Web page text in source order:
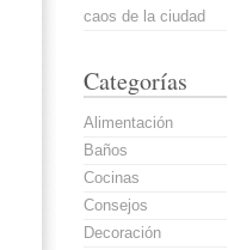
caos de la ciudad
Categorías
Alimentación
Baños
Cocinas
Consejos
Decoración